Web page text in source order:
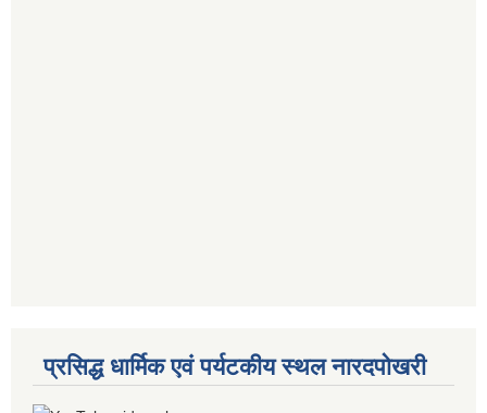
प्रसिद्ध धार्मिक एवं पर्यटकीय स्थल नारदपोखरी